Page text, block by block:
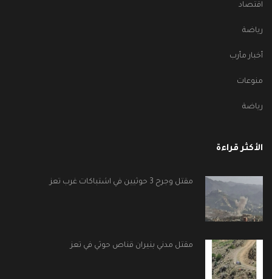
اقتصاد
رياضة
أخبار مأرب
منوعات
رياضة
الأكثر قراءة
مقتل وجرح 3 حوثيين في اشتباكات غرب تعز
مقتل مدني بنيران قناص حوثي في تعز